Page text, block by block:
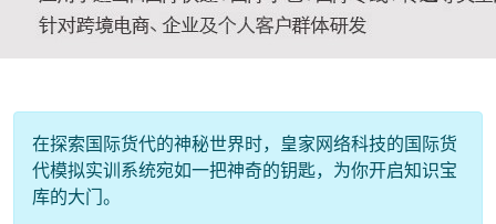
在探索国际货代的神秘世界时，皇家网络科技的国际货
代模拟实训系统宛如一把神奇的钥匙，为你开启知识宝
库的大门。